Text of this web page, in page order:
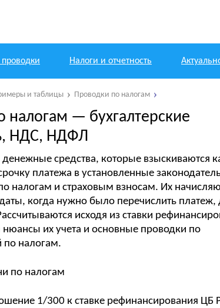
проводки Налоги и отчетность
и таблицы Проводки по налогам
налогам — бухгалтерские
НДС, НДФЛ
средства, которые взыскиваются
платежа в установленные
налогам и страховым взносам. Их
когда нужно было перечислить платеж,
исходя из ставки
нюансы их учета и основные проводки по
по налогам.
1/300 к ставке рефинансирования ЦБ